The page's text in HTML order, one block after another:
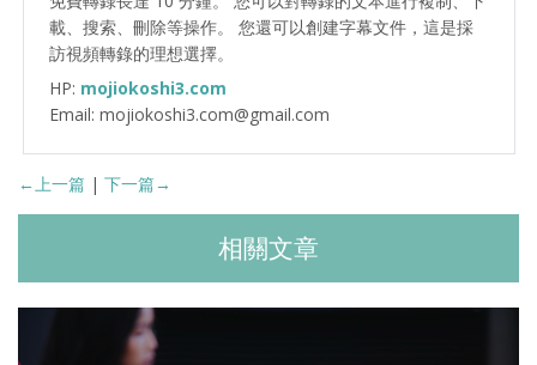
載、搜索、刪除等操作。 您還可以創建字幕文件，這是採
訪視頻轉錄的理想選擇。
HP: mojiokoshi3.com
Email: mojiokoshi3.com@gmail.com
←上一篇 | 下一篇→
相關文章